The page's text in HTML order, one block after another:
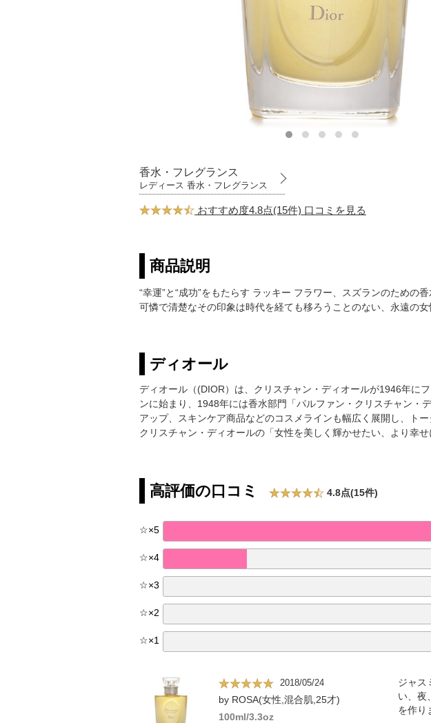
香水・フレグランス
レディース 香水・フレグランス
おすすめ度4.8点(15件) 口コミを見る
商品説明
“幸運”と“成功”をもたらす ラッキー フラワー、スズランのための
可憐で清楚なその印象は時代を経ても移ろうことのない、永遠の
ディオール
ディオール（(DIOR）は、クリスチャン・ディオールが1946年に
ンに始まり、1948年には香水部門「パルファン・クリスチャン・
アップ、スキンケア商品などのコスメラインも幅広く展開し、ト
クリスチャン・ディオールの「女性を美しく輝かせたい、より幸
高評価の口コミ 4.8点(15件)
☆×5
☆×4
☆×3
☆×2
☆×1
2018/05/24
by ROSA(女性,混合肌,25才)
100ml/3.3oz
ジャス
い、夜
を作り